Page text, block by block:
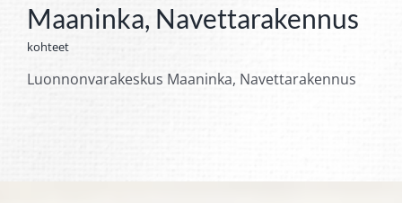
Maaninka, Navettarakennus
kohteet
Luonnonvarakeskus Maaninka, Navettarakennus